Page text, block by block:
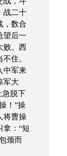
战二十
，数合
望后一
败。西
住。
中军来
军大
急脱下
！”操
将曹操
拿：“短
颈而